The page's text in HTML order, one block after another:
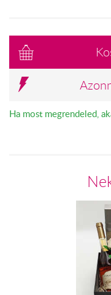
Ha most megrendeled,